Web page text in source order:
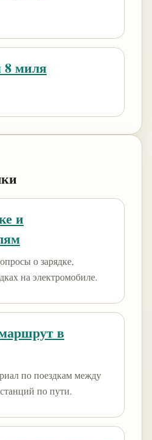
8 миля
и
о зарядке,
на электромобиле.
в
по поездкам между
по пути.